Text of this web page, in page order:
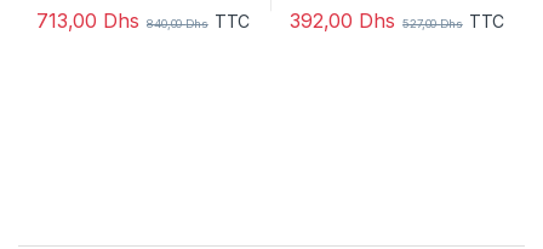
713,00 Dhs 840,00Dhs TTC 392,00 Dhs 527,00Dhs TTC